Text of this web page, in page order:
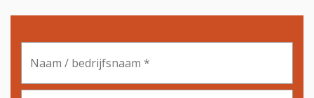
bedrijfsnaam
*